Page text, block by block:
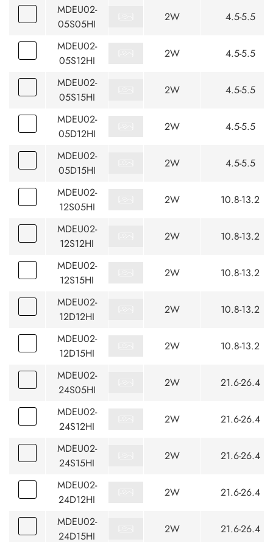
MDEU02-
05S05HI
2W 4.5-5.5
MDEU02-
05S12HI
2W 4.5-5.5
MDEU02-
05S15HI
2W 4.5-5.5
MDEU02-
05D12HI
2W 4.5-5.5
MDEU02-
05D15HI
2W 4.5-5.5
MDEU02-
12S05HI
2W 10.8-13.2
MDEU02-
12S12HI
2W 10.8-13.2
MDEU02-
12S15HI
2W 10.8-13.2
MDEU02-
12D12HI
2W 10.8-13.2
MDEU02-
12D15HI
2W 10.8-13.2
MDEU02-
24S05HI
2W 21.6-26.4
MDEU02-
24S12HI
2W 21.6-26.4
MDEU02-
24S15HI
2W 21.6-26.4
MDEU02-
24D12HI
2W 21.6-26.4
MDEU02-
24D15HI
2W 21.6-26.4